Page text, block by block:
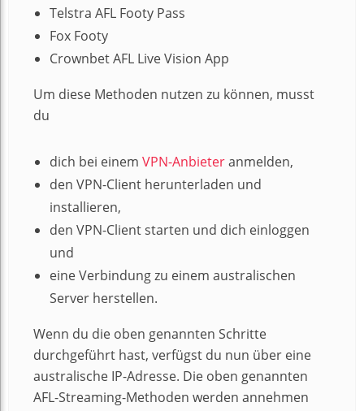
Telstra AFL Footy Pass
Fox Footy
Crownbet AFL Live Vision App
Um diese Methoden nutzen zu können, musst
du
dich bei einem VPN-Anbieteranmelden,
den VPN-Client herunterladen und
installieren,
den VPN-Client starten und dich einloggen
und
eine Verbindung zu einem australischen
Server herstellen.
Wenn du die oben genannten Schritte
durchgeführt hast, verfügst du nun über eine
australische IP-Adresse. Die oben genannten
AFL-Streaming-Methoden werden annehmen